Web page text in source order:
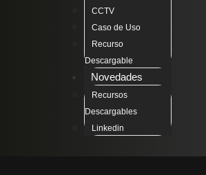
CCTV
Caso de Uso
Recurso
Descargable
Novedades
Recursos
Descargables
Linkedin